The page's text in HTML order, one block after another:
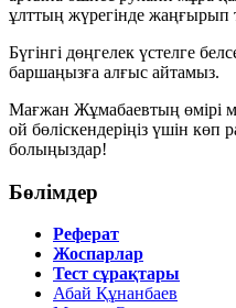
ұлттың жүрегінде жаңғырып
Бүгінгі дөңгелек үстелге
баршаңызға алғыс айтамыз.
Мағжан Жұмабаевтың өмірі
ой бөліскендеріңіз үшін көп
болыңыздар!
Бөлімдер
Реферат
Жоспарлар
Тест сұрақтары
Абай Құнанбаев